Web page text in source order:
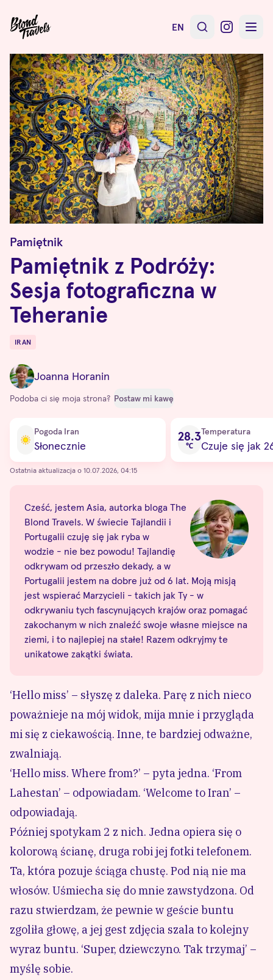
EN
Pamiętnik
Pamiętnik z Podróży:
Sesja fotograficzna w
Teheranie
Destinations
IRAN
Joanna Horanin
Podoba ci się moja strona? Postaw mi kawę
Pogoda Iran
Słonecznie
28.3
℃
Temperatura
Czuje się jak
Ostatnia aktualizacja o 10.07.2026, 04:15
Cześć, jestem Asia, autorka bloga The
Blond Travels. W świecie Tajlandii i
Portugalii czuję się jak ryba w
wodzie - nie bez powodu! Tajlandię
odkrywam od przeszło dekady, a w
Portugalii jestem na dobre już od 6 lat. Moją misją
jest wspierać Marzycieli - takich jak Ty - w
odkrywaniu tych fascynujących krajów oraz pomagać
zakochanym w nich znaleźć swoje własne miejsce na
ziemi, i to najlepiej na stałe! Razem odkryjmy te
unikatowe zakątki świata.
‘Hello miss’ – słyszę z daleka. Parę z nich nieco
poważnieje na mój widok, mija mnie i przygląda
mi się z ciekawością. Inne, te bardziej odważne,
zwalniają.
‘Hello miss. Where from?’ – pyta jedna. ‘From
Lahestan’ – odpowiadam. ‘Welcome to Iran’ –
odpowiadają.
Później spotykam 2 z nich. Jedna opiera się o
kolorową ścianę, druga robi jej fotki telefonem.
Ta, która pozuje ściąga chustę. Pod nią nie ma
włosów. Uśmiecha się do mnie zawstydzona. Od
razu stwierdzam, że pewnie w geście buntu
zgoliła głowę, a jej gest zdjęcia szala to kolejny
wyraz buntu. ‘Super, dziewczyno. Tak trzymaj’ –
myślę sobie.